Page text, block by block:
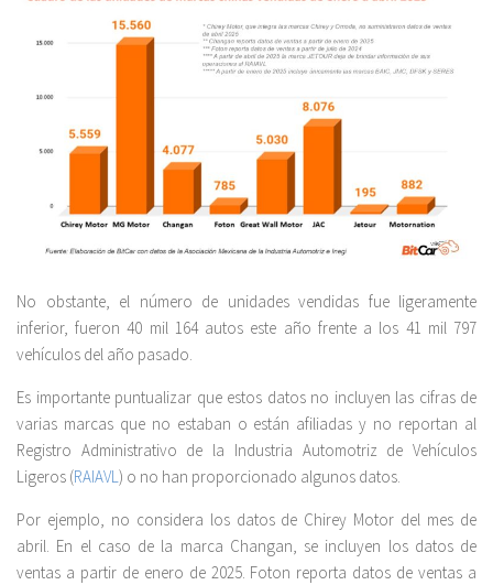
No obstante, el número de unidades vendidas fue ligeramente
inferior, fueron 40 mil 164 autos este año frente a los 41 mil 797
vehículos del año pasado.
Es importante puntualizar que estos datos no incluyen las cifras de
varias marcas que no estaban o están afiliadas y no reportan al
Registro Administrativo de la Industria Automotriz de Vehículos
Ligeros (RAIAVL) o no han proporcionado algunos datos.
Por ejemplo, no considera los datos de Chirey Motor del mes de
abril. En el caso de la marca Changan, se incluyen los datos de
ventas a partir de enero de 2025. Foton reporta datos de ventas a